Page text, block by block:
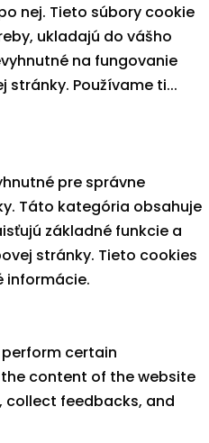
nej. Tieto súbory cookie
ukladajú do vášho
na fungovanie
stránky. Používame ti...
pre správne
Táto kategória obsahuje
základné funkcie a
stránky. Tieto cookies
informácie.
certain
content of the website
feedbacks, and